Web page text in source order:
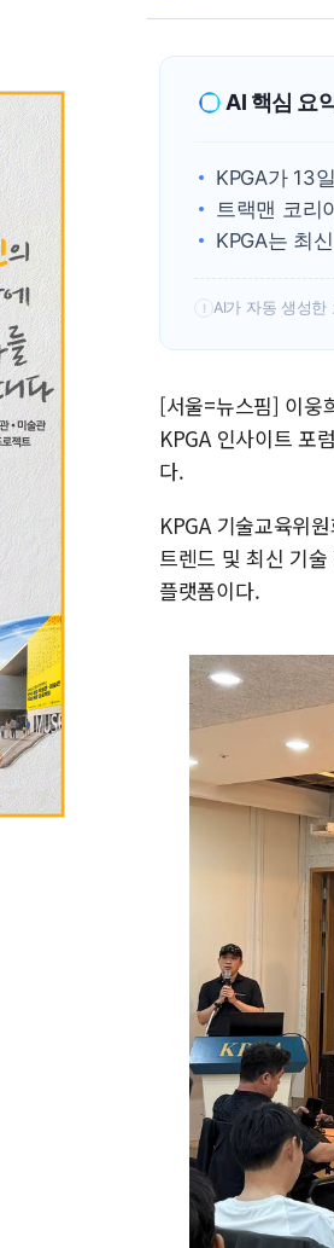
AI 핵심 요
KPGA가 13
트랙맨 코리
KPGA는 최
! AI가 자동 생성한
[서울=뉴스핌] 이웅
KPGA 인사이트 포
다.
KPGA 기술교육위
트렌드 및 최신 기
플랫폼이다.